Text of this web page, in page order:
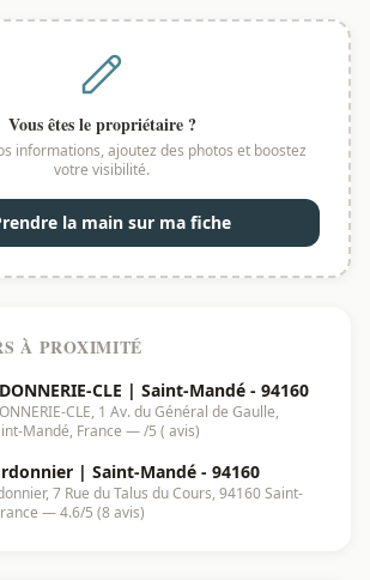
Vous êtes le propriétaire ?
informations, ajoutez des photos et boostez
votre visibilité.
la main sur ma fiche
À PROXIMITÉ
CLE | Saint-Mandé - 94160
CLE, 1 Av. du Général de Gaulle,
Mandé, France — /5 ( avis)
| Saint-Mandé - 94160
7 Rue du Talus du Cours, 94160 Saint-
— 4.6/5 (8 avis)